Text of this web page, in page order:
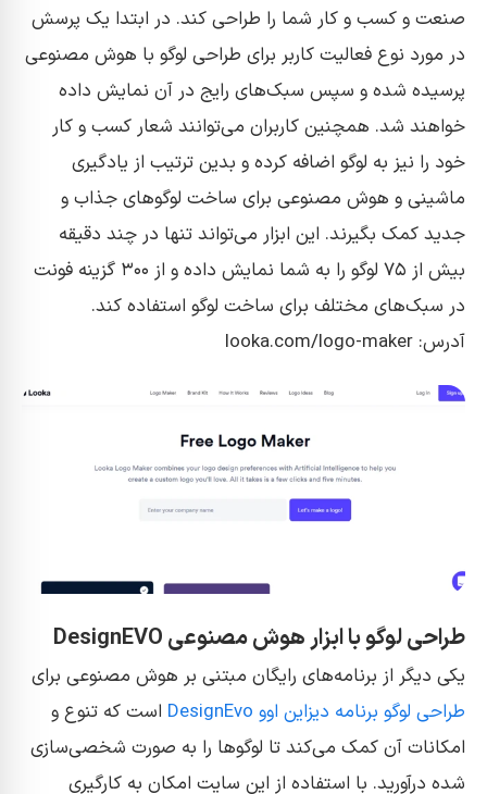
صنعت و کسب و کار شما را طراحی کند. در ابتدا یک پرسش
در مورد نوع فعالیت کاربر برای طراحی لوگو با هوش مصنوعی
پرسیده شده و سپس سبک‌های رایج در آن نمایش داده
خواهند شد. همچنین کاربران می‌توانند شعار کسب و کار
خود را نیز به لوگو اضافه کرده و بدین ترتیب از یادگیری
ماشینی و هوش مصنوعی برای ساخت لوگو‌های جذاب و
جدید کمک بگیرند. این ابزار می‌تواند تنها در چند دقیقه
بیش از ۷۵ لوگو را به شما نمایش داده و از ۳۰۰ گزینه فونت
در سبک‌های مختلف برای ساخت لوگو استفاده کند.
آدرس: looka.com/logo-maker
طراحی لوگو با ابزار هوش مصنوعی DesignEVO
یکی دیگر از برنامه‌های رایگان مبتنی بر هوش مصنوعی برای
طراحی لوگو برنامه دیزاین اوو DesignEvo
است که تنوع و
امکانات آن کمک می‌کند تا لوگو‌ها را به صورت شخصی‌سازی
شده درآورید. با استفاده از این سایت امکان به کارگیری